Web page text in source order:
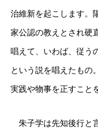
治維新を起こします。
家公認の教えとされ硬
唱えて、いわば、従う
という説を唱えたもの
実践や物事を正すこと
朱子学は先知後行と